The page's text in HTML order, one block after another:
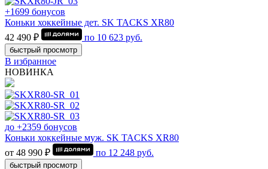
+1699 бонусов
Коньки хоккейные дет. SK TACKS XR80
42 490 ₽
по 10 623 руб.
быстрый просмотр
В избранное
НОВИНКА
до +2359 бонусов
Коньки хоккейные муж. SK TACKS XR80
от 48 990 ₽
по 12 248 руб.
быстрый просмотр